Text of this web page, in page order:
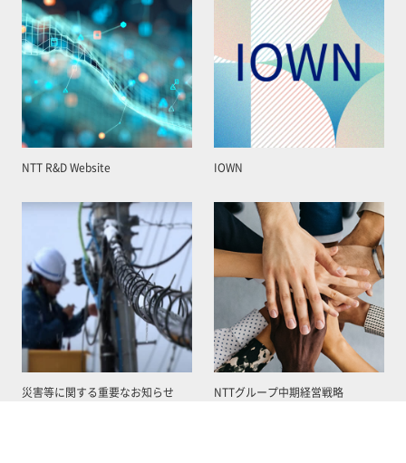
NTT R&D Website IOWN
災害等に関する重要なお知らせ NTTグループ中期経営戦略